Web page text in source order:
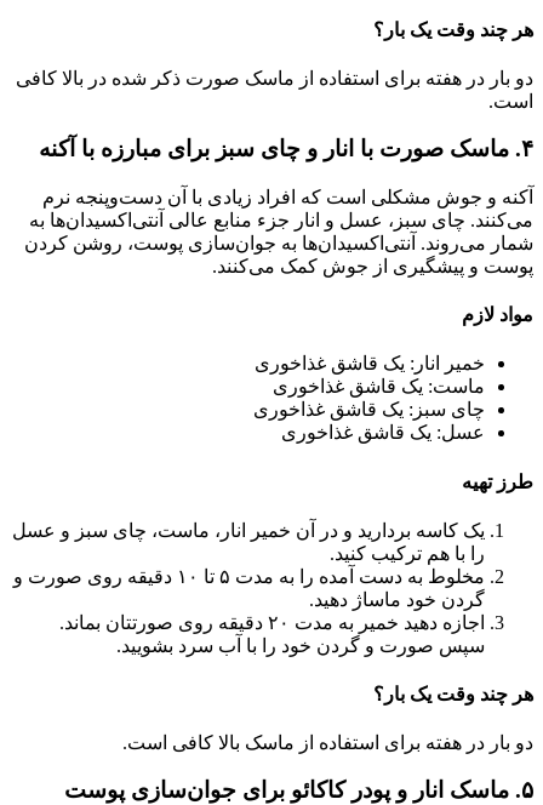
هر چند وقت یک بار؟
دو بار در هفته برای استفاده از ماسک صورت ذکر شده در بالا کافی
است.
۴. ماسک صورت با انار و چای سبز برای مبارزه با آکنه
آکنه و جوش مشکلی است که افراد زیادی با آن دست‌وپنجه نرم
می‌کنند. چای سبز، عسل و انار جزء منابع عالی آنتی‌اکسیدان‌ها به
شمار می‌روند. آنتی‌اکسیدان‌ها به جوان‌سازی پوست، روشن کردن
پوست و پیشگیری از جوش کمک می‌کنند.
مواد لازم
خمیر انار: یک قاشق غذاخوری
ماست: یک قاشق غذاخوری
چای سبز: یک قاشق غذاخوری
عسل: یک قاشق غذاخوری
طرز تهیه
یک کاسه بردارید و در آن خمیر انار، ماست، چای سبز و عسل
را با هم ترکیب کنید.
مخلوط به دست آمده را به مدت ۵ تا ۱۰ دقیقه روی صورت و
گردن خود ماساژ دهید.
اجازه دهید خمیر به مدت ۲۰ دقیقه روی صورتتان بماند.
سپس صورت و گردن خود را با آب سرد بشویید.
هر چند وقت یک بار؟
دو بار در هفته برای استفاده از ماسک بالا کافی است.
۵. ماسک انار و پودر کاکائو برای جوان‌سازی پوست